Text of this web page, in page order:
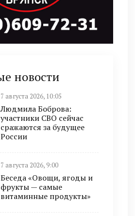
новости
7 августа 2026, 10:05
Людмила Боброва:
участники СВО сейчас
сражаются за будущее
России
7 августа 2026, 9:00
Беседа «Овощи, ягоды и
фрукты — самые
витаминные продукты»